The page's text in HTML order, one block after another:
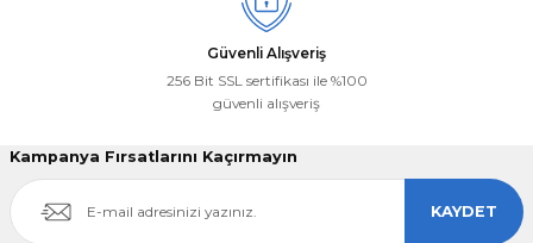
Güvenli Alışveriş
256 Bit SSL sertifikası ile %100
güvenli alışveriş
Kampanya Fırsatlarını Kaçırmayın
KAYDET